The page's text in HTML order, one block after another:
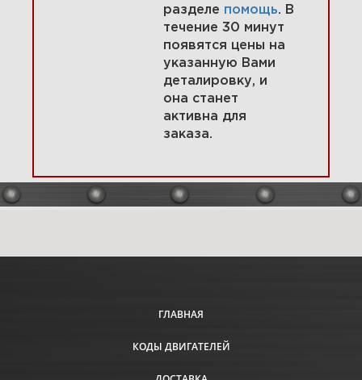
9 Цилиндр, опорная плита,
масло, прокладки 580447-
10 Комплекты прокладок
разделе помощь. В
течение 30 минут
появятся цены на
указанную Вами
деталировку, и
она станет
активна для
заказа.
ГЛАВНАЯ
КОДЫ ДВИГАТЕЛЕЙ